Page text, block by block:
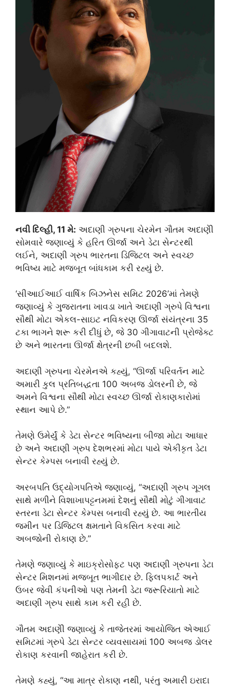
નવી દિલ્હી, 11 મે: અદાણી ગ્રુપના ચેરમેન ગૌતમ અદાણીે
સોમવારે જણાવ્યું કે હરિત ઊર્જા અને ડેટા સેન્ટરથી
લઈને, અદાણી ગ્રુપ ભારતના ડિજિટલ અને સ્વચ્છ
ભવિષ્ય માટે મજબૂત બાંધકામ કરી રહ્યું છે.
‘સીઆઈઆઈ વાર્ષિક બિઝનેસ સમિટ 2026’માં તેમણે
જણાવ્યું કે ગુજરાતના ખાવડા ખાતે અદાણી ગ્રુપે વિશ્વના
સૌથી મોટા એકલ-સાઇટ નવિકરણ ઊર્જા સંયંત્રના 35
ટકા ભાગને શરૂ કરી દીધું છે, જે 30 ગીગાવાટની પ્રોજેક્ટ
છે અને ભારતના ઊર્જા ક્ષેત્રની છબી બદલશે.
અદાણી ગ્રુપના ચેરમેનએ કહ્યું, “ઊર્જા પરિવર્તન માટે
અમારી કુલ પ્રતિબદ્ધતા 100 અબજ ડોલરની છે, જે
અમને વિશ્વના સૌથી મોટા સ્વચ્છ ઊર્જા રોકાણકારોમાં
સ્થાન આપે છે.”
તેમણે ઉમેર્યું કે ડેટા સેન્ટર ભવિષ્યના બીજા મોટા આધાર
છે અને અદાણી ગ્રુપ દેશભરમાં મોટા પાયે એકીકૃત ડેટા
સેન્ટર કેમ્પસ બનાવી રહ્યું છે.
અરબપતિ ઉદ્યોગપતિએ જણાવ્યું, “અદાણી ગ્રુપ ગૂગલ
સાથે મળીને વિશાખાપટ્ટનમમાં દેશનું સૌથી મોટું ગીગાવાટ
સ્તરના ડેટા સેન્ટર કેમ્પસ બનાવી રહ્યું છે. આ ભારતીય
જમીન પર ડિજિટલ ક્ષમતાને વિકસિત કરવા માટે
અબજોની રોકાણ છે.”
તેમણે જણાવ્યું કે માઇક્રોસોફ્ટ પણ અદાણી ગ્રુપના ડેટા
સેન્ટર મિશનમાં મજબૂત ભાગીદાર છે. ફ્લિપકાર્ટ અને
ઉબર જેવી કંપનીઓ પણ તેમની ડેટા જરૂરિયાતો માટે
અદાણી ગ્રુપ સાથે કામ કરી રહી છે.
ગૌતમ અદાણીે જણાવ્યું કે તાજેતરમાં આયોજિત એઆઈ
સમિટમાં ગ્રુપે ડેટા સેન્ટર વ્યવસાયમાં 100 અબજ ડોલર
રોકાણ કરવાની જાહેરાત કરી છે.
તેમણે કહ્યું, “આ માત્ર રોકાણ નથી, પરંતુ અમારી ઇરાદા